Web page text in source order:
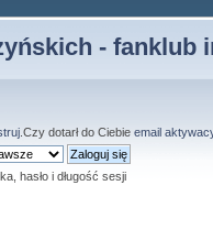
- fanklub
.Czy dotarł do Ciebie email
hasło i długość sesji